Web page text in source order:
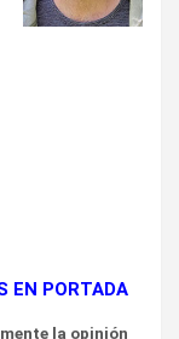
EN PORTADA
la opinión